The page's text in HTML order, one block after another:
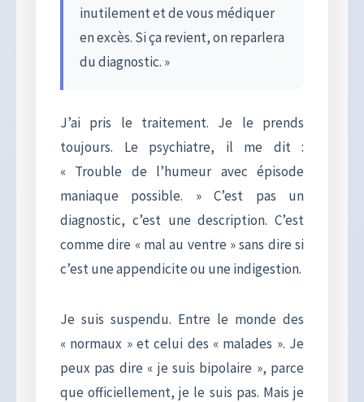
inutilement et de vous médiquer
en excès. Si ça revient, on reparlera
du diagnostic. »
J’ai pris le traitement. Je le prends
toujours. Le psychiatre, il me dit :
« Trouble de l’humeur avec épisode
maniaque possible. » C’est pas un
diagnostic, c’est une description. C’est
comme dire « mal au ventre » sans dire si
c’est une appendicite ou une indigestion.
Je suis suspendu. Entre le monde des
« normaux » et celui des « malades ». Je
peux pas dire « je suis bipolaire », parce
que officiellement, je le suis pas. Mais je